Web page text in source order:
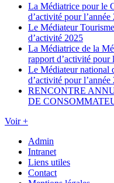
La Médiatrice pour le
d’activité pour l’année
Le Médiateur
d’activité 2025
La Médiatrice de la
rapport d’activité pour
Le Médiateur national
d’activité pour l’année
RENCONTRE
DE
Voir +
Admin
Intranet
Liens utiles
Contact